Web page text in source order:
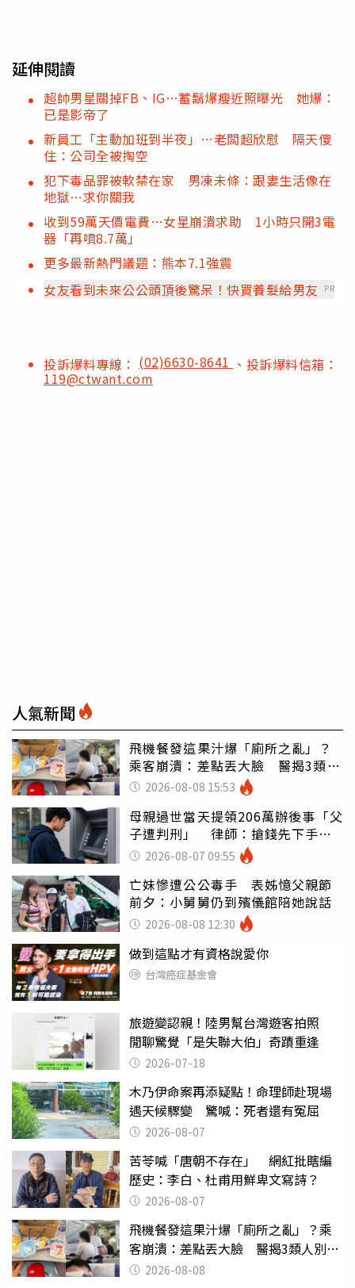
延伸閱讀
超帥男星關掉FB、IG…蓄鬍爆瘦近照曝光 她爆：
已是影帝了
新員工「主動加班到半夜」…老闆超欣慰 隔天傻
住：公司全被掏空
犯下毒品罪被軟禁在家 男凍未條：跟妻生活像在
地獄…求你關我
收到59萬天價電費…女星崩潰求助 1小時只開3電
器「再噴8.7萬」
更多最新熱門議題：熊本7.1強震
女友看到未來公公頭頂後驚呆！快買養髮給男友
PR
投訴爆料專線： (02)6630-8641 、投訴爆料信箱：
119@ctwant.com
人氣新聞
飛機餐發這果汁爆「廁所之亂」？
乘客崩潰：差點丟大臉 醫揭3類人
別亂喝
2026-08-08 15:53
母親過世當天提領206萬辦後事「父
子遭判刑」 律師：搶錢先下手是
罪 2026-08-07 09:55
亡妹慘遭公公毒手 表姊憶父親節
前夕：小舅舅仍到殯儀館陪她說話
2026-08-08 12:30
做到這點才有資格說愛你
台灣癌症基金會
旅遊變認親！陸男幫台灣遊客拍照
閒聊驚覺「是失聯大伯」奇蹟重逢
2026-07-18
木乃伊命案再添疑點！命理師赴現場
遇天候驟變 驚喊：死者還有冤屈
2026-08-07
苦苓喊「唐朝不存在」 網紅批瞎編
歷史：李白、杜甫用鮮卑文寫詩？
2026-08-07
飛機餐發這果汁爆「廁所之亂」？乘
客崩潰：差點丟大臉 醫揭3類人別亂
喝 2026-08-08